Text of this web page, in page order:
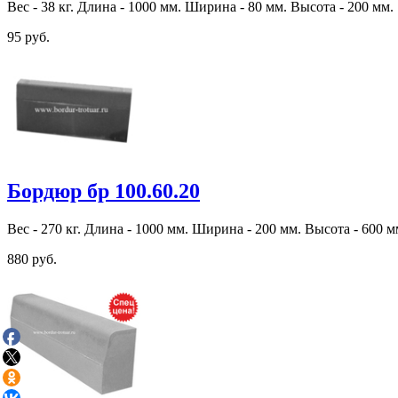
Вес - 38 кг. Длина - 1000 мм. Ширина - 80 мм. Высота - 200 мм.
95 руб.
Бордюр бр 100.60.20
Вес - 270 кг. Длина - 1000 мм. Ширина - 200 мм. Высота - 600
880 руб.